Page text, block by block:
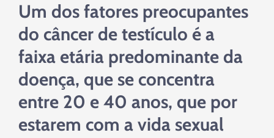
Um dos fatores preocupantes
do câncer de testículo é a
faixa etária predominante da
doença, que se concentra
entre 20 e 40 anos, que por
estarem com a vida sexual